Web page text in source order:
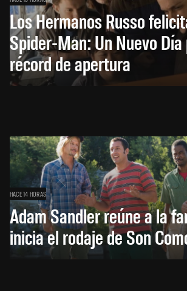
Los Hermanos Russo
Spider-Man: Un Nuevo Día
récord de apertura
HACE 14 HORAS
Adam Sandler reúne a la
inicia el rodaje de Son